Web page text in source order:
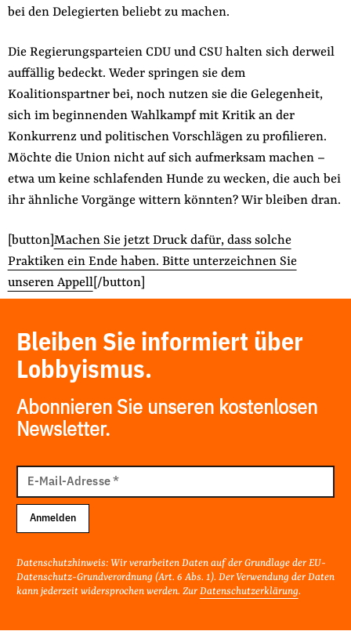
bei den Delegierten beliebt zu machen.
Die Regierungsparteien CDU und CSU halten sich derweil
auffällig bedeckt. Weder springen sie dem
Koalitionspartner bei, noch nutzen sie die Gelegenheit,
sich im beginnenden Wahlkampf mit Kritik an der
Konkurrenz und politischen Vorschlägen zu profilieren.
Möchte die Union nicht auf sich aufmerksam machen –
etwa um keine schlafenden Hunde zu wecken, die auch bei
ihr ähnliche Vorgänge wittern könnten? Wir bleiben dran.
[button] Machen Sie jetzt Druck dafür, dass solche
Praktiken ein Ende haben. Bitte unterzeichnen Sie
unseren Appell[/button]
Bleiben Sie informiert über
Lobbyismus.
Abonnieren Sie unseren kostenlosen
Newsletter.
Mail
Adresse
E-Mail-Adresse*
Anmelden
Datenschutzhinweis: Wir verarbeiten Daten auf der Grundlage der EU-
Datenschutz-Grundverordnung (Art. 6 Abs. 1). Der Verwendung der Daten
kann jederzeit widersprochen werden. Zur Datenschutzerklärung.